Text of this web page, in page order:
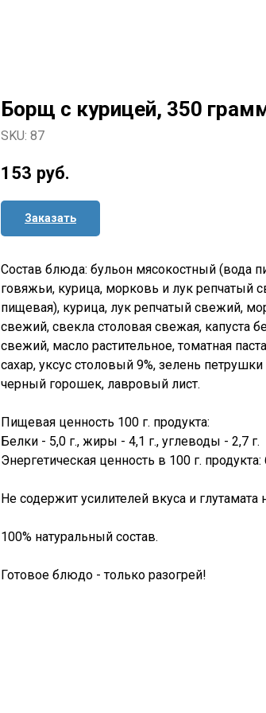
Борщ с курицей, 350
SKU: 87
153 руб.
Заказать
Состав блюда: бульон мясокостный (вода
говяжьи, курица, морковь и лук репчатый
пищевая), курица, лук репчатый свежий,
свежий, свекла столовая свежая, капуста
свежий, масло растительное, томатная
сахар, уксус столовый 9%, зелень
черный горошек, лавровый лист.
Пищевая ценность 100 г. продукта:
Белки - 5,0 г., жиры - 4,1 г., углеводы - 2,7 г.
Энергетическая ценность в 100 г.
Не содержит усилителей вкуса и глутамата
100% натуральный состав.
Готовое блюдо - только разогрей!